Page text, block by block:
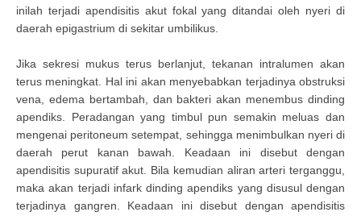
inilah terjadi apendisitis akut fokal yang ditandai oleh nyeri di
daerah epigastrium di sekitar umbilikus.
Jika sekresi mukus terus berlanjut, tekanan intralumen akan
terus meningkat. Hal ini akan menyebabkan terjadinya obstruksi
vena, edema bertambah, dan bakteri akan menembus dinding
apendiks. Peradangan yang timbul pun semakin meluas dan
mengenai peritoneum setempat, sehingga menimbulkan nyeri di
daerah perut kanan bawah. Keadaan ini disebut dengan
apendisitis supuratif akut. Bila kemudian aliran arteri terganggu,
maka akan terjadi infark dinding apendiks yang disusul dengan
terjadinya gangren. Keadaan ini disebut dengan apendisitis